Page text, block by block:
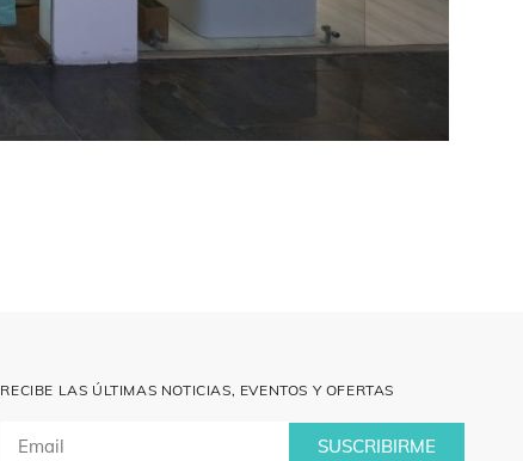
RECIBE LAS ÚLTIMAS NOTICIAS, EVENTOS Y OFERTAS
SUSCRIBIRME